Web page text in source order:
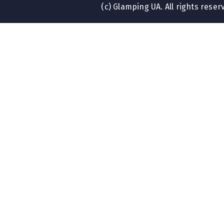
(c) Glamping UA. All rights